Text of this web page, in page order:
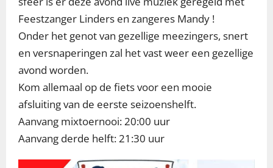
Feestzanger Linders en zangeres Mandy !
Onder het genot van gezellige meezingers, snert
en versnaperingen zal het vast weer een gezellige
avond worden.
Kom allemaal op de fiets voor een mooie
afsluiting van de eerste seizoenshelft.
Aanvang mixtoernooi: 20:00 uur
Aanvang derde helft: 21:30 uur